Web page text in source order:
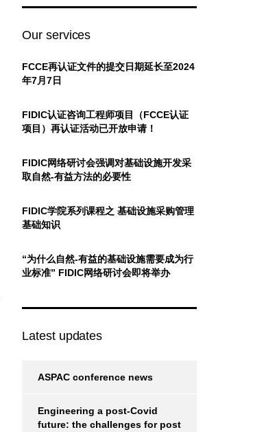
Our services
FCCE再认证文件的提交日期延长至2024
年7月7日
FIDIC认证咨询工程师项目（FCCE认证
项目）再认证活动已开放申请！
FIDIC网络研讨会强调对基础设施开发采
取自然-有益方法的必要性
FIDIC学院系列课程之 基础设施采购管理
基础知识
“为什么自然-有益的基础设施需要成为行
业标准” FIDIC网络研讨会即将举办
Latest updates
ASPAC conference news
Engineering a post-Covid
future: the challenges for post